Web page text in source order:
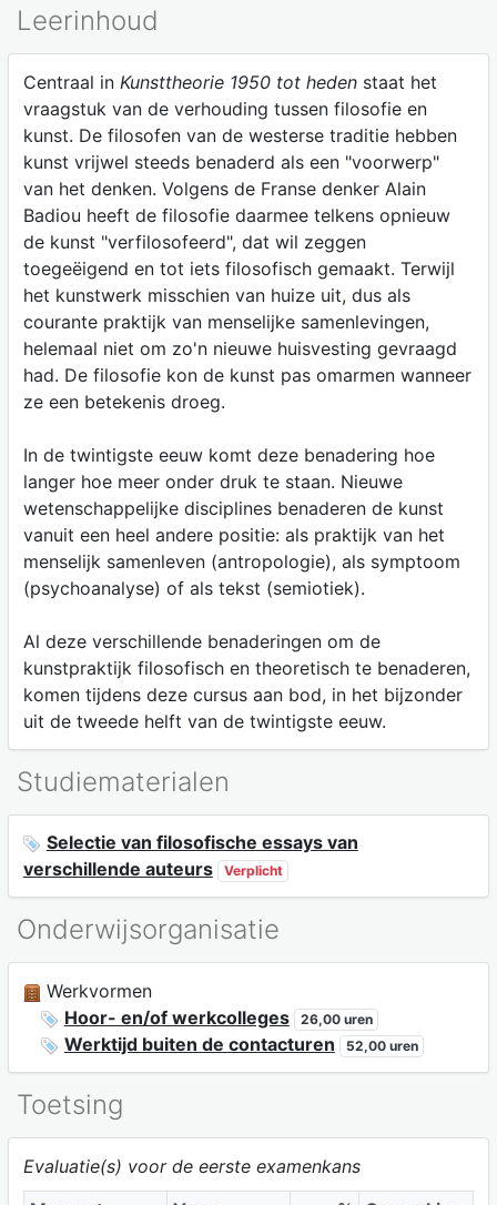
Leerinhoud
Centraal in Kunsttheorie 1950 tot hedenstaat het
vraagstuk van de verhouding tussen filosofie en
kunst. De filosofen van de westerse traditie hebben
kunst vrijwel steeds benaderd als een "voorwerp"
van het denken. Volgens de Franse denker Alain
Badiou heeft de filosofie daarmee telkens opnieuw
de kunst "verfilosofeerd", dat wil zeggen
toegeëigend en tot iets filosofisch gemaakt. Terwijl
het kunstwerk misschien van huize uit, dus als
courante praktijk van menselijke samenlevingen,
helemaal niet om zo'n nieuwe huisvesting gevraagd
had. De filosofie kon de kunst pas omarmen wanneer
ze een betekenis droeg.
In de twintigste eeuw komt deze benadering hoe
langer hoe meer onder druk te staan. Nieuwe
wetenschappelijke disciplines benaderen de kunst
vanuit een heel andere positie: als praktijk van het
menselijk samenleven (antropologie), als symptoom
(psychoanalyse) of als tekst (semiotiek).
Al deze verschillende benaderingen om de
kunstpraktijk filosofisch en theoretisch te benaderen,
komen tijdens deze cursus aan bod, in het bijzonder
uit de tweede helft van de twintigste eeuw.
Studiematerialen
Selectie van filosofische essays van
verschillende auteurs
Verplicht
Onderwijsorganisatie
Werkvormen
Hoor- en/of werkcolleges
26,00 uren
Werktijd buiten de contacturen 52,00 uren
Toetsing
Evaluatie(s) voor de eerste examenkans